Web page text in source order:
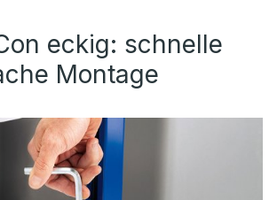
eckig: schnelle
Montage